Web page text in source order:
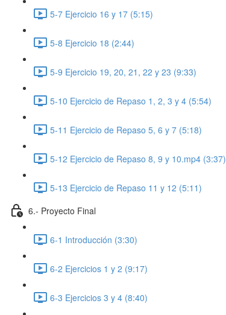
5-7 Ejercicio 16 y 17 (5:15)
5-8 Ejercicio 18 (2:44)
5-9 Ejercicio 19, 20, 21, 22 y 23 (9:33)
5-10 Ejercicio de Repaso 1, 2, 3 y 4 (5:54)
5-11 Ejercicio de Repaso 5, 6 y 7 (5:18)
5-12 Ejercicio de Repaso 8, 9 y 10.mp4 (3:37)
5-13 Ejercicio de Repaso 11 y 12 (5:11)
6.- Proyecto Final
6-1 Introducción (3:30)
6-2 Ejercicios 1 y 2 (9:17)
6-3 Ejercicios 3 y 4 (8:40)